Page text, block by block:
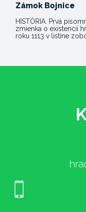
Zámok Bojnice
HISTÓRIA. Prvá
zmienka o existencii
roku 1113 v listine